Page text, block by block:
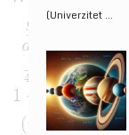
(Univerzitet ...